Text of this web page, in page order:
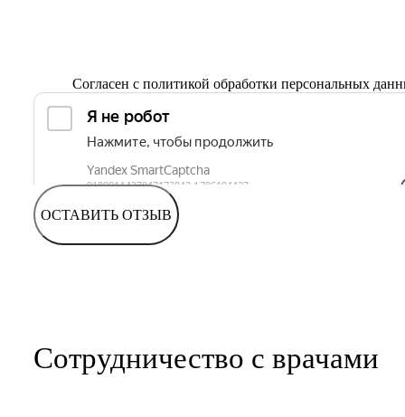
Согласен с политикой обработки персональных
ОСТАВИТЬ ОТЗЫВ
Сотрудничество с врачами